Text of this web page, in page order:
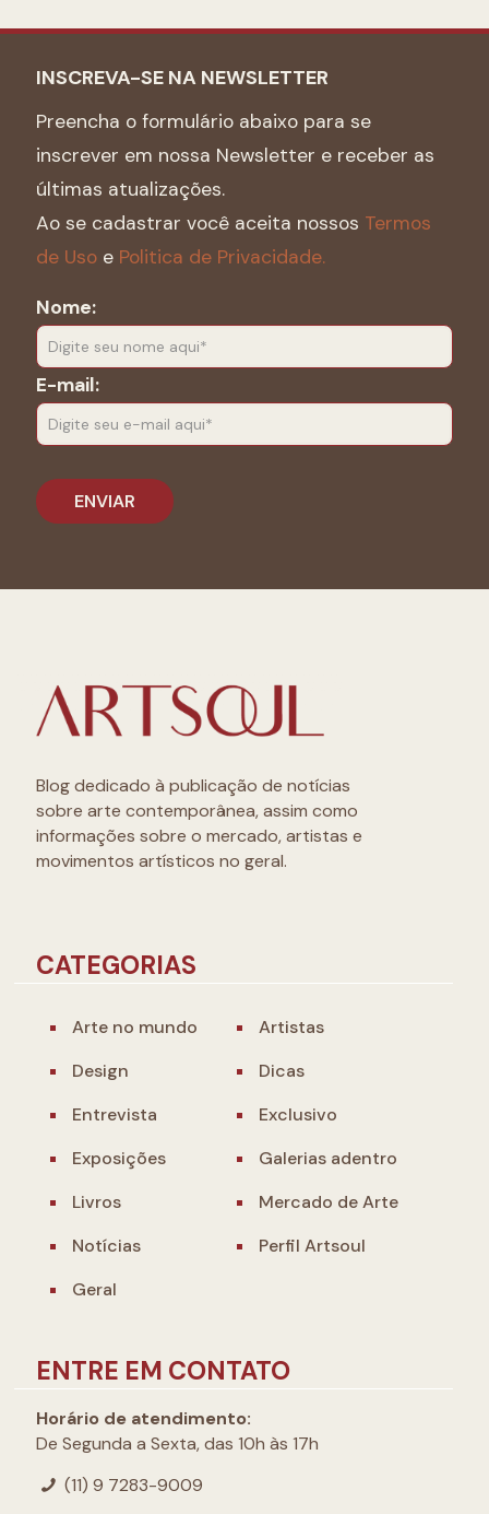
INSCREVA-SE NA NEWSLETTER
Preencha o formulário abaixo para se
inscrever em nossa Newsletter e receber as
últimas atualizações.
Ao se cadastrar você aceita nossos Termos
de Uso e Politica de Privacidade.
Nome:
E-mail:
Blog dedicado à publicação de notícias
sobre arte contemporânea, assim como
informações sobre o mercado, artistas e
movimentos artísticos no geral.
CATEGORIAS
Arte no mundo
Artistas
Design
Dicas
Entrevista
Exclusivo
Exposições
Galerias adentro
Livros
Mercado de Arte
Notícias
Perfil Artsoul
Geral
ENTRE EM CONTATO
Horário de atendimento:
De Segunda a Sexta, das 10h às 17h
(11) 9 7283-9009